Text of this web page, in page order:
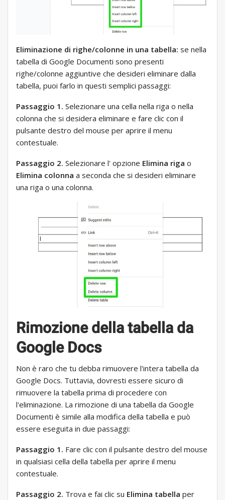
Eliminazione di righe/colonne in una tabella: se nella
tabella di Google Documenti sono presenti
righe/colonne aggiuntive che desideri eliminare dalla
tabella, puoi farlo in questi semplici passaggi:
Passaggio 1. Selezionare una cella nella riga o nella
colonna che si desidera eliminare e fare clic con il
pulsante destro del mouse per aprire il menu
contestuale.
Passaggio 2. Selezionare l' opzione Elimina riga o
Elimina colonna a seconda che si desideri eliminare
una riga o una colonna.
Rimozione della tabella da
Google Docs
Non è raro che tu debba rimuovere l'intera tabella da
Google Docs. Tuttavia, dovresti essere sicuro di
rimuovere la tabella prima di procedere con
l'eliminazione. La rimozione di una tabella da Google
Documenti è simile alla modifica della tabella e può
essere eseguita in due passaggi:
Passaggio 1. Fare clic con il pulsante destro del mouse
in qualsiasi cella della tabella per aprire il menu
contestuale.
Passaggio 2. Trova e fai clic su Elimina tabella per